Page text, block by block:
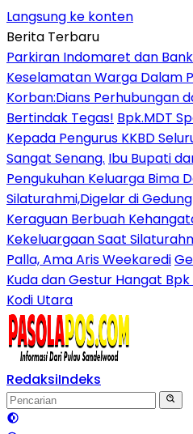
Langsung ke konten
Berita Terbaru
Parkiran Indomaret dan
Keselamatan Warga Dalam
Korban:Dians Perhubungan
Bertindak Tegas! Bpk.MDT
Kepada Pengurus KKBD
Sangat Senang. Ibu Bupati
Pengukuhan Keluarga Bima
Silaturahmi,Digelar di
Keraguan Berbuah
Kekeluargaan Saat
Palla, Ama Aris Weekaredi
Kuda dan Gestur Hangat
Kodi Utara
RedaksiIndeks